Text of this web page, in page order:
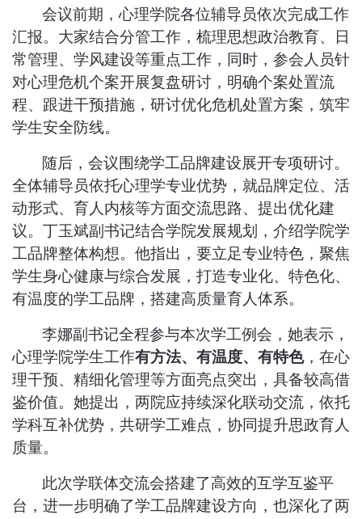
会议前期，心理学院各位辅导员依次完成工作
汇报。大家结合分管工作，梳理思想政治教育、日
常管理、学风建设等重点工作 ， 同时，参会人员针
对心理危机个案开展复盘研讨，明确个案处置流
程、跟进干预措施，研讨优化危机处置方案，筑牢
学生安全防线。
随后，会议围绕学工品牌建设展开专项研讨。
全体辅导员依托心理学专业优势，就品牌定位、活
动形式、育人内核等方面交流思路、提出优化建
议。丁玉斌副书记结合学院发展规划，介绍学院学
工品牌整体构想。他指出，要立足专业特色，聚焦
学生身心健康与综合发展，打造专业化、特色化、
有温度的学工品牌，搭建高质量育人体系。
李娜副书记全程参与本次学工例会，她表示，
心理学院学生工作有方法、有温度、有特色，在心
理干预、精细化管理等方面亮点突出，具备较高借
鉴价值。她提出，两院应持续深化联动交流，依托
学科互补优势，共研学工难点，协同提升思政育人
质量。
此次学联体交流会搭建了高效的互学互鉴平
台， 进一步明确了学工品牌建设方向，也深化了两